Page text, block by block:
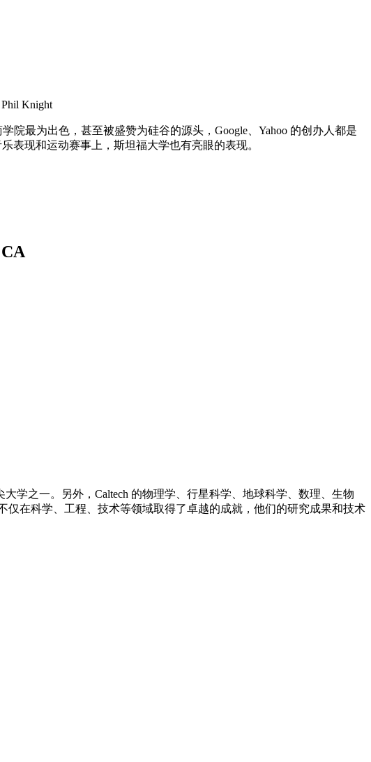
Knight
最为出色，甚至被盛赞为硅谷的源头，Google、Yahoo 的创办人都是
表现和运动赛事上，斯坦福大学也有亮眼的表现。
学之一。另外，Caltech 的物理学、行星科学、地球科学、数理、生物
在科学、工程、技术等领域取得了卓越的成就，他们的研究成果和技术